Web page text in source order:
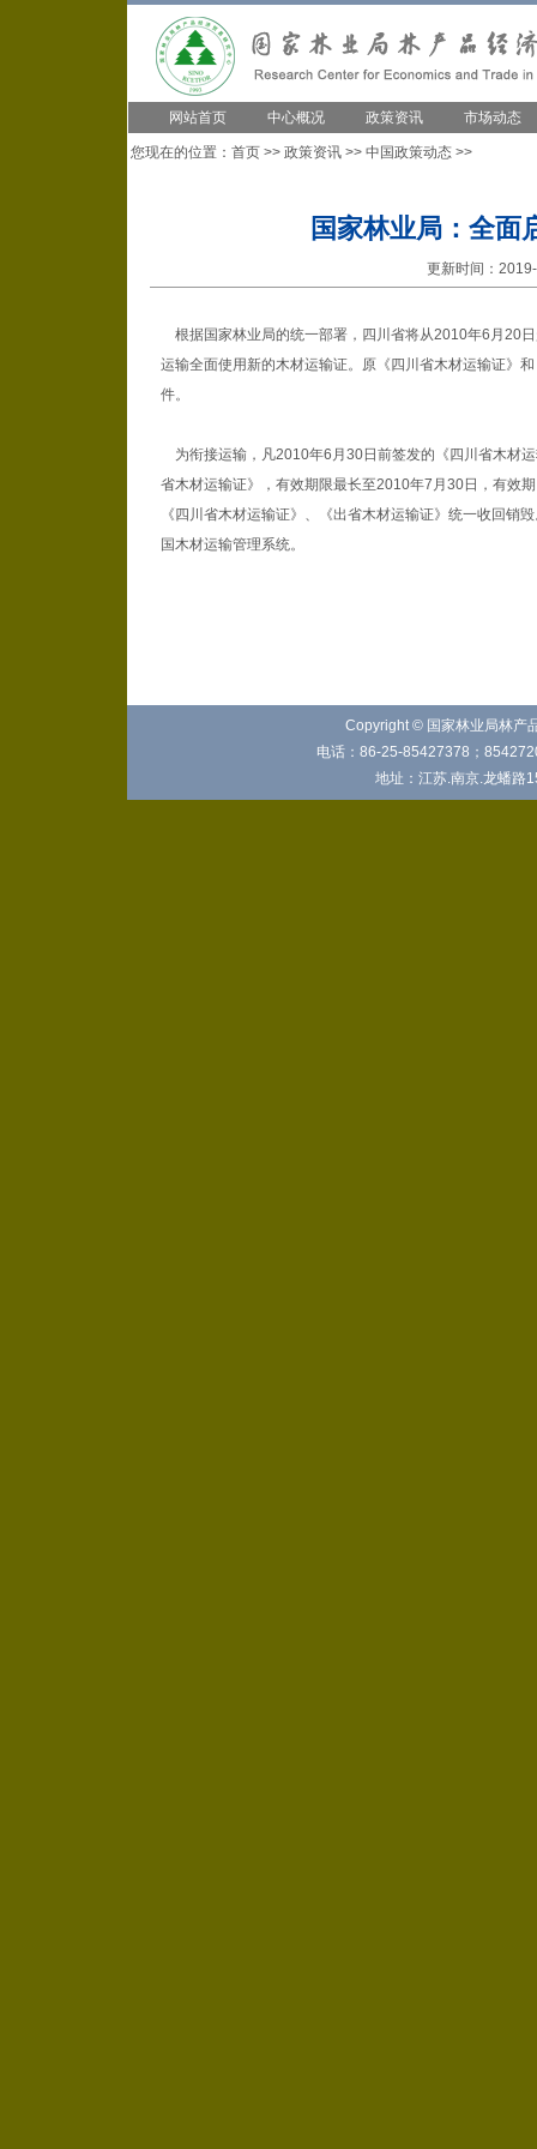
网站首页 中心概况 政策资讯 市场动态
您现在的位置： 首页 >> 政策资讯 >> 中国政策动态 >>
国家林业局：全面
更新时间：
根据国家林业局的统一部署，四川省将从2010年6月20
运输全面使用新的木材运输证。原《四川省木材运输证》
件。
为衔接运输，凡2010年6月30日前签发的《四川省木材
省木材运输证》，有效期限最长至2010年7月30日，有效
《四川省木材运输证》、《出省木材运输证》统一收回销
国木材运输管理系统。
Copyright © 国家林业局林产
电话：86-25-85427378；
地址：江苏.南京.龙蟠路